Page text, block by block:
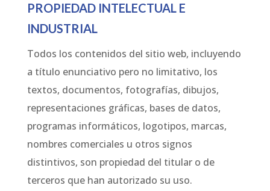
PROPIEDAD INTELECTUAL E
INDUSTRIAL
Todos los contenidos del sitio web, incluyendo
a título enunciativo pero no limitativo, los
textos, documentos, fotografías, dibujos,
representaciones gráficas, bases de datos,
programas informáticos, logotipos, marcas,
nombres comerciales u otros signos
distintivos, son propiedad del titular o de
terceros que han autorizado su uso.